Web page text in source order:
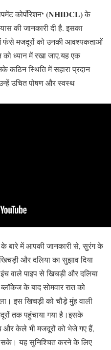
कोर्पोरेशन‘ (NHIDCL)के
की जानकारी दी है. इसका
फंसे मजदूरों को उनकी आवश्यकताओं
ध्यान में रखा जाए.यह एक
कठिन स्थिति में सहारा प्रदान
उचित पोषण और स्वस्थ
के बारे में आपकी जानकारी से, सुरंग के
और दलिया का सुझाव दिया
वाले पाइप से खिचड़ी और दलिया
के बाद सोमवार रात को
इस खिचड़ी को चौड़े मुंह वाली
तक पहुंचाया गया है।इसके
और केले भी मजदूरों को भेजे गए हैं,
सके। यह सुनिश्चित करने के लिए